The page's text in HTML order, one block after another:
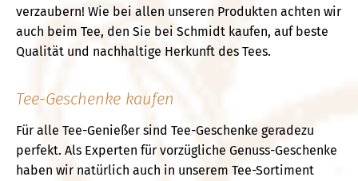
verzaubern! Wie bei allen unseren Produkten achten wir
auch beim Tee, den Sie bei Schmidt kaufen, auf beste
Qualität und nachhaltige Herkunft des Tees.
Tee-Geschenke kaufen
Für alle Tee-Genießer sind Tee-Geschenke geradezu
perfekt. Als Experten für vorzügliche Genuss-Geschenke
haben wir natürlich auch in unserem Tee-Sortiment